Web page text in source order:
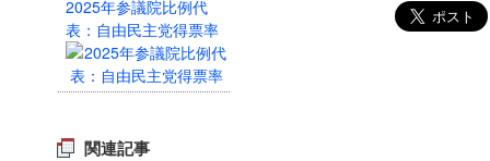
2025年参議院比例代
表：自由民主党得票率
関連記事